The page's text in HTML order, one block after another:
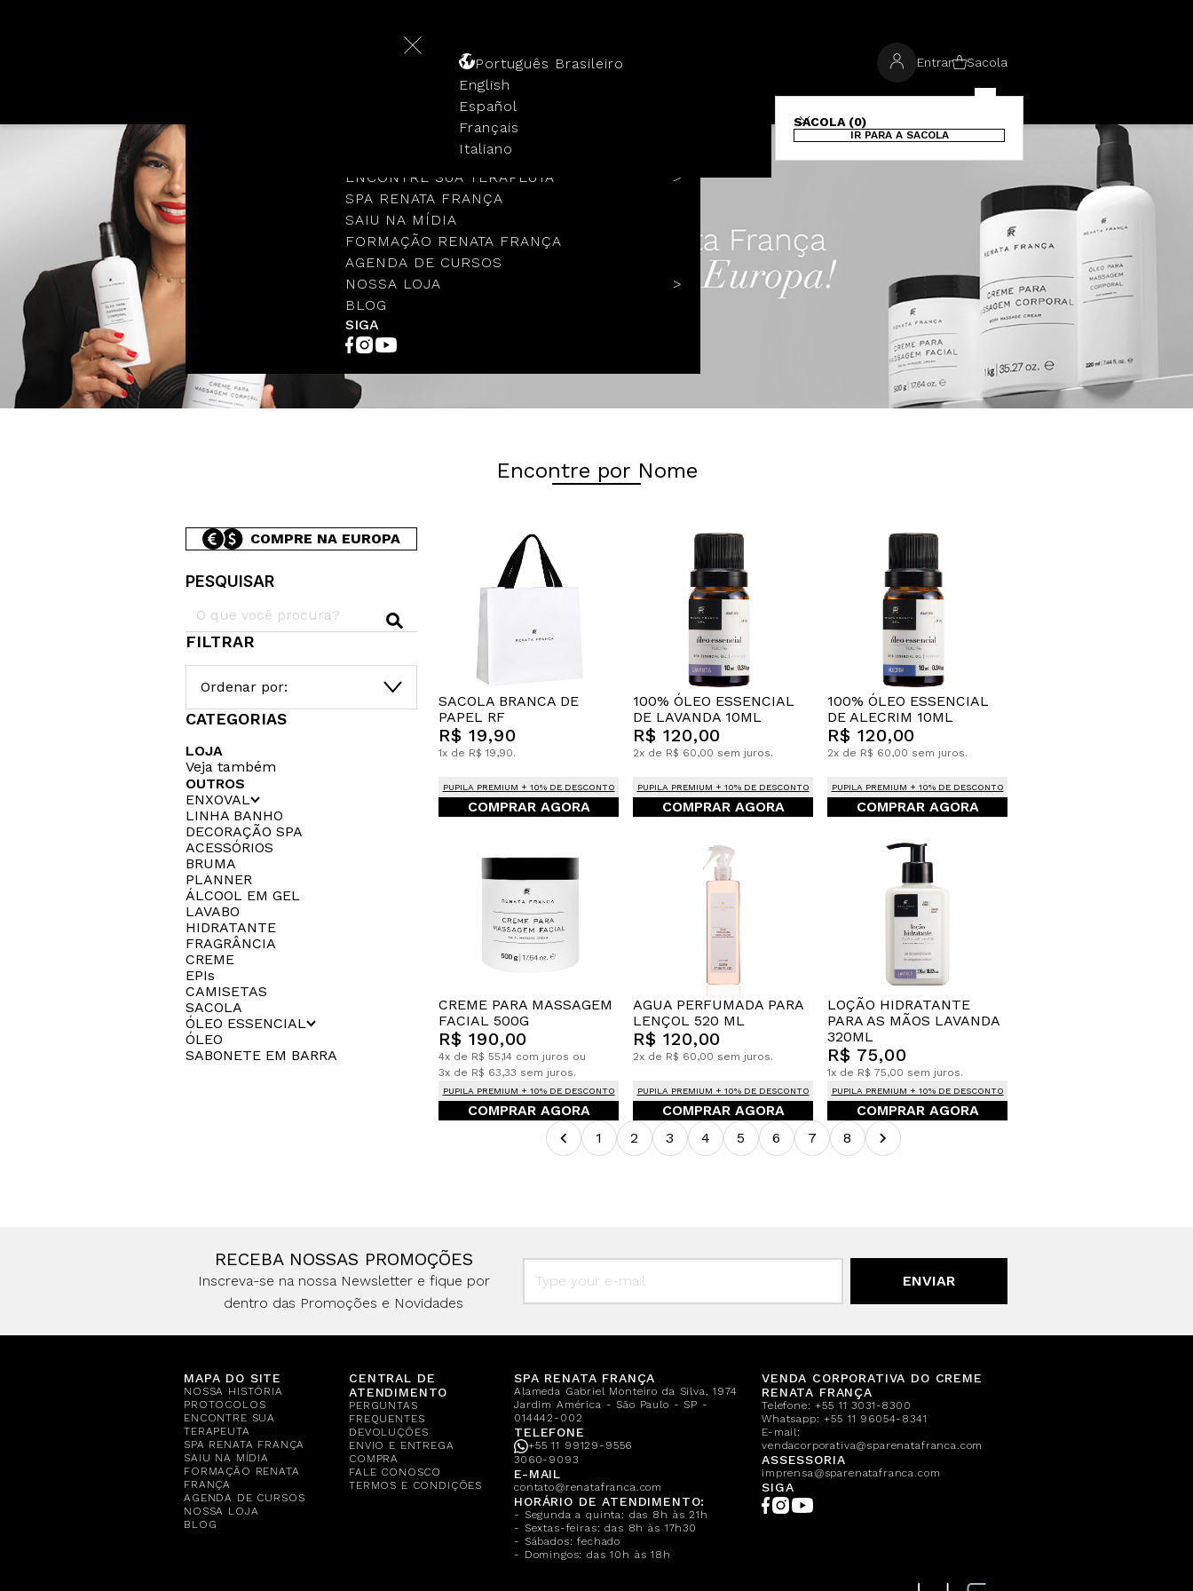
NOSSA HISTÓRIA
ENCONTRE SUA TERAPEUTA
SPA RENATA FRANÇA
SAIU NA MÍDIA
FORMAÇÃO RENATA FRANÇA
AGENDA DE CURSOS
NOSSA LOJA
BLOG
SIGA
Português Brasileiro
English
Español
Français
Italiano
Entrar Sacola
SACOLA (0)
IR PARA A SACOLA
Encontre por Nome
COMPRE NA EUROPA
PESQUISAR
FILTRAR
Ordenar por:
CATEGORIAS
LOJA
Veja também
OUTROS
ENXOVAL
LINHA BANHO
DECORAÇÃO SPA
ACESSÓRIOS
BRUMA
PLANNER
ÁLCOOL EM GEL
LAVABO
HIDRATANTE
FRAGRÂNCIA
CREME
EPIs
CAMISETAS
SACOLA
ÓLEO ESSENCIAL
ÓLEO
SABONETE EM BARRA
SACOLA BRANCA DE
PAPEL RF
R$ 19,90
1x de R$ 19,90.
PUPILA PREMIUM + 10% DE DESCONTO
COMPRAR AGORA
100% ÓLEO ESSENCIAL
DE LAVANDA 10ML
R$ 120,00
2x de R$ 60,00 sem juros.
PUPILA PREMIUM + 10% DE DESCONTO
COMPRAR AGORA
100% ÓLEO ESSENCIAL
DE ALECRIM 10ML
R$ 120,00
2x de R$ 60,00 sem juros.
PUPILA PREMIUM + 10% DE DESCONTO
COMPRAR AGORA
CREME PARA MASSAGEM
FACIAL 500G
R$ 190,00
4x de R$ 55,14 com juros ou
3x de R$ 63,33 sem juros.
PUPILA PREMIUM + 10% DE DESCONTO
COMPRAR AGORA
AGUA PERFUMADA PARA
LENÇOL 520 ML
R$ 120,00
2x de R$ 60,00 sem juros.
PUPILA PREMIUM + 10% DE DESCONTO
COMPRAR AGORA
LOÇÃO HIDRATANTE
PARA AS MÃOS LAVANDA
320ML
R$ 75,00
1x de R$ 75,00 sem juros.
PUPILA PREMIUM + 10% DE DESCONTO
COMPRAR AGORA
1
2 3 4 5 6 7 8
RECEBA NOSSAS PROMOÇÕES
Inscreva-se na nossa Newsletter e fique por
dentro das Promoções e Novidades
ENVIAR
MAPA DO SITE
NOSSA HISTÓRIA
PROTOCOLOS
ENCONTRE SUA
TERAPEUTA
SPA RENATA FRANÇA
SAIU NA MÍDIA
FORMAÇÃO RENATA
FRANÇA
AGENDA DE CURSOS
NOSSA LOJA
BLOG
CENTRAL DE
ATENDIMENTO
PERGUNTAS
FREQUENTES
DEVOLUÇÕES
ENVIO E ENTREGA
COMPRA
FALE CONOSCO
TERMOS E CONDIÇÕES
SPA RENATA FRANÇA
Alameda Gabriel Monteiro da Silva, 1974
Jardim América - São Paulo - SP -
014442-002
TELEFONE
+55 11 99129-9556
3060-9093
E-MAIL
contato@renatafranca.com
HORÁRIO DE ATENDIMENTO:
- Segunda a quinta: das 8h às 21h
- Sextas-feiras: das 8h às 17h30
- Sábados: fechado
- Domingos: das 10h às 18h
VENDA CORPORATIVA DO CREME
RENATA FRANÇA
Telefone:+55 11 3031-8300
Whatsapp:+55 11 96054-8341
E-mail:
vendacorporativa@sparenatafranca.com
ASSESSORIA
imprensa@sparenatafranca.com
SIGA